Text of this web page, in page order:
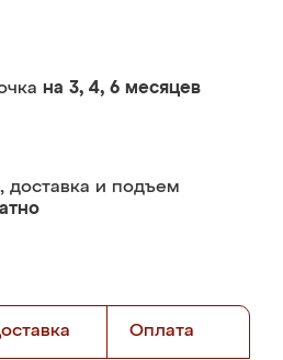
на 3, 4, 6 месяцев
доставка и подъем
Оплата